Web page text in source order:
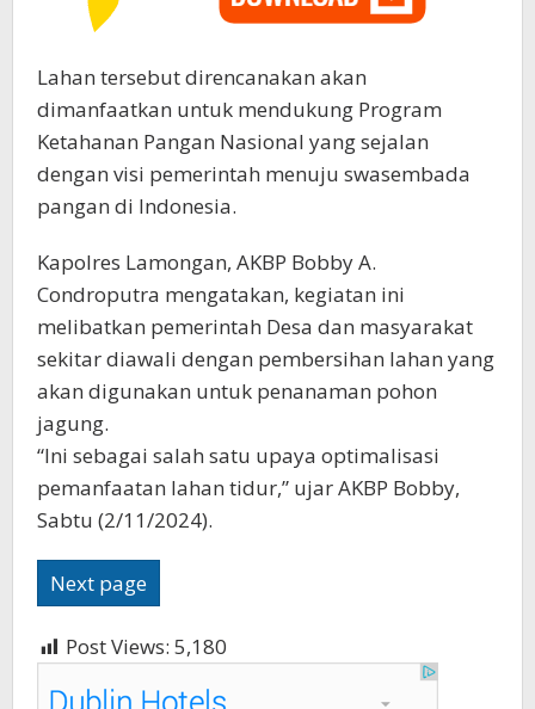
Lahan tersebut direncanakan akan
dimanfaatkan untuk mendukung Program
Ketahanan Pangan Nasional yang sejalan
dengan visi pemerintah menuju swasembada
pangan di Indonesia.
Kapolres Lamongan, AKBP Bobby A.
Condroputra mengatakan, kegiatan ini
melibatkan pemerintah Desa dan masyarakat
sekitar diawali dengan pembersihan lahan yang
akan digunakan untuk penanaman pohon
jagung.
“Ini sebagai salah satu upaya optimalisasi
pemanfaatan lahan tidur,” ujar AKBP Bobby,
Sabtu (2/11/2024).
Next page
Post Views: 5,180